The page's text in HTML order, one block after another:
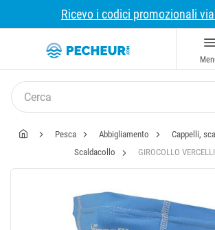
Ricevo i codici promozionali via
Pesca Abbigliamento
Cappelli,
Scaldacollo
GIROCOLLO